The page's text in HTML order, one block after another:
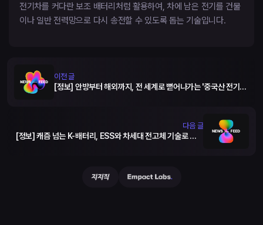
전기차를 커다란 보조 배터리처럼 활용하여, 차에 남은 전기를 건물
이나 일반 전력망으로 다시 송전할 수 있도록 돕는 기술입니다.
이전 글
[정보] 안방부터 해외까지, 전 세계로 뻗어나가는 '중국산 전기
다음 글
[정보] 캐즘 넘는 K-배터리, ESS와 차세대 전고체 기술로 반등